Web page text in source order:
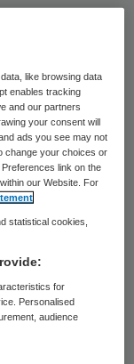
kunnen
volgens
voller dan
bijna
de
1800.
like browsing data
enables tracking
and our partners
your consent will
ads you see may not
change your choices or
link on the
our Website. For
statistical cookies,
for
Personalised
audience